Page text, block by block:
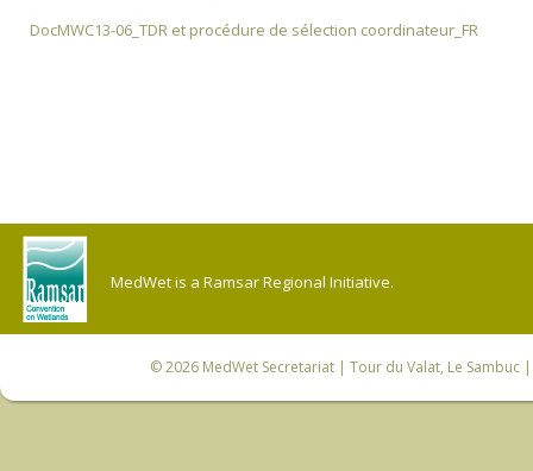
DocMWC13-06_TDR et procédure de sélection coordinateur_FR
MedWet is a Ramsar Regional Initiative.
© 2026 MedWet Secretariat| Tour du Valat, Le Sambuc